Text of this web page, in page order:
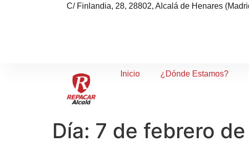
C/ Finlandia, 28, 28802, Alcalá de Henares
Inicio ¿Dónde Estamos?
Día: 7 de febrero